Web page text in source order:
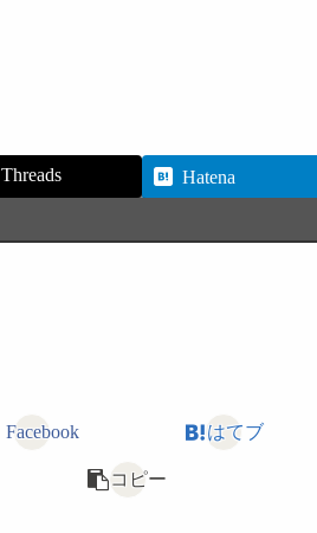
Threads
Hatena
Facebook はてブ
コピー